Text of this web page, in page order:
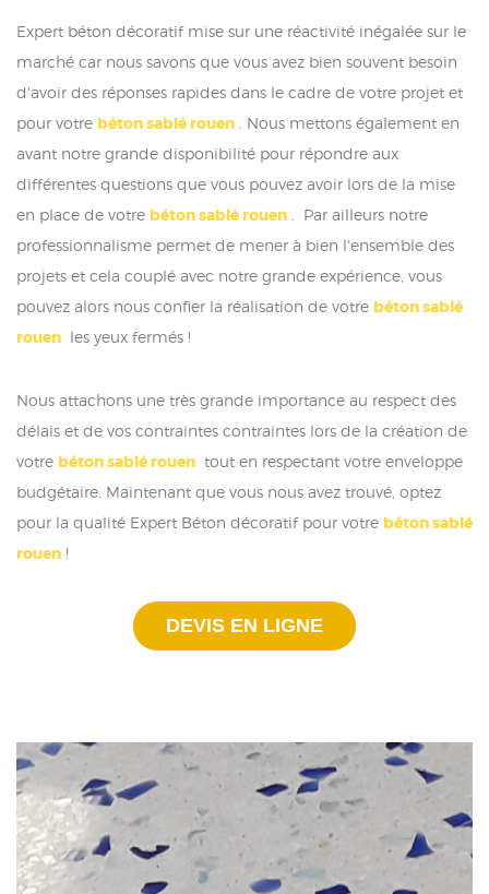
Expert béton décoratif mise sur une réactivité inégalée sur le
marché car nous savons que vous avez bien souvent besoin
d'avoir des réponses rapides dans le cadre de votre projet et
pour votre béton sablé rouen . Nous mettons également en
avant notre grande disponibilité pour répondre aux
différentes questions que vous pouvez avoir lors de la mise
en place de votre béton sablé rouen . Par ailleurs notre
professionnalisme permet de mener à bien l'ensemble des
projets et cela couplé avec notre grande expérience, vous
pouvez alors nous confier la réalisation de votre béton sablé
rouen les yeux fermés !
Nous attachons une très grande importance au respect des
délais et de vos contraintes contraintes lors de la création de
votre béton sablé rouen tout en respectant votre enveloppe
budgétaire. Maintenant que vous nous avez trouvé, optez
pour la qualité Expert Béton décoratif pour votre béton sablé
rouen !
DEVIS EN LIGNE